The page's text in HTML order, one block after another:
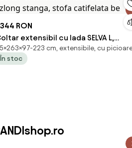
RON
extensibil cu lada SELVA L,
stanga, stofa catifelata be
223 cm, extensibile, cu
În stoc